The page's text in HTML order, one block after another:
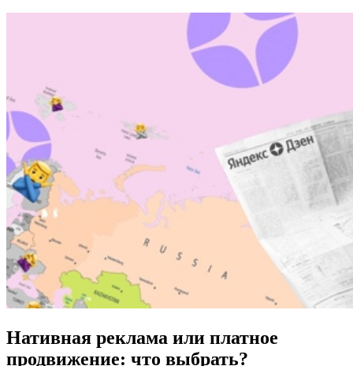
Нативная реклама или платное
продвижение: что выбрать?